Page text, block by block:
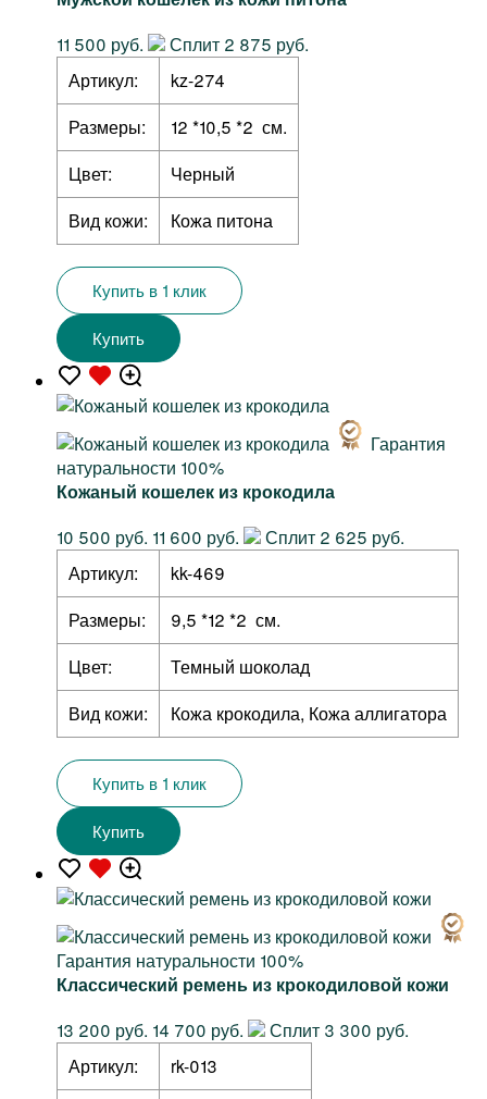
11 500 руб.
Сплит 2 875 руб.
Артикул:
kz-274
Размеры:
12 *10,5 *2 см.
Цвет:
Черный
Вид кожи:
Кожа питона
Купить в 1 клик
Купить
Гарантия
натуральности 100%
Кожаный кошелек из крокодила
10 500 руб. 11 600 руб.
Сплит 2 625 руб.
Артикул:
kk-469
Размеры:
9,5 *12 *2 см.
Цвет:
Темный шоколад
Вид кожи:
Кожа крокодила, Кожа аллигатора
Купить в 1 клик
Купить
Гарантия натуральности 100%
Классический ремень из крокодиловой кожи
13 200 руб. 14 700 руб.
Сплит 3 300 руб.
Артикул:
rk-013